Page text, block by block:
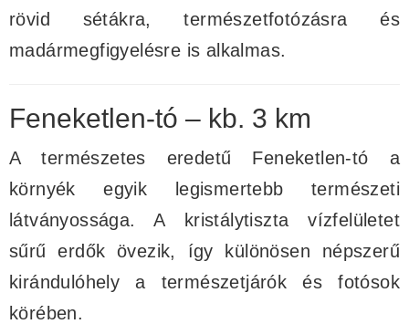
rövid sétákra, természetfotózásra és
madármegfigyelésre is alkalmas.
Feneketlen-tó – kb. 3 km
A természetes eredetű Feneketlen-tó a
környék egyik legismertebb természeti
látványossága. A kristálytiszta vízfelületet
sűrű erdők övezik, így különösen népszerű
kirándulóhely a természetjárók és fotósok
körében.